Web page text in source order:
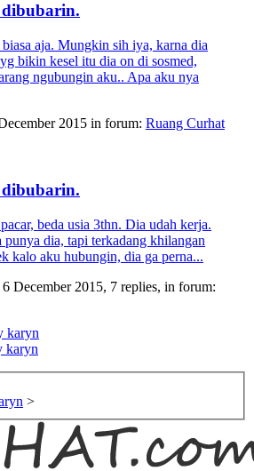
aja. Mungkin sih iya, karna dia
bikin kesel itu dia on di sosmed,
ngubungin aku.. Apa aku nya
2015 in forum: Ruang Curhat
beda usia 3thn. Dia udah kerja.
punya dia, tapi terkadang khilangan
kalo aku hubungin, dia ga perna...
6 December 2015, 7 replies, in forum:
karyn
karyn
>